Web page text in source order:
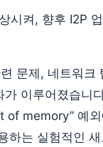
시켜, 향후 I2P
문제, 네트워크
이루어졌습니
of memory” 예
는 실험적인